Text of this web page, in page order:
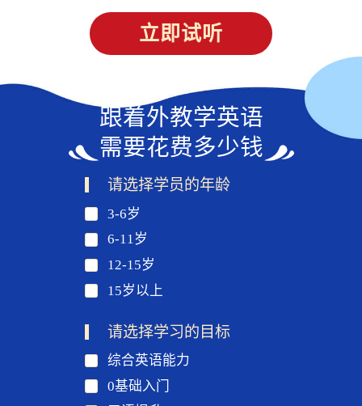
立即试听
跟着外教学英语
需要花费多少钱
请选择学员的年龄
3-6岁
6-11岁
12-15岁
15岁以上
请选择学习的目标
综合英语能力
0基础入门